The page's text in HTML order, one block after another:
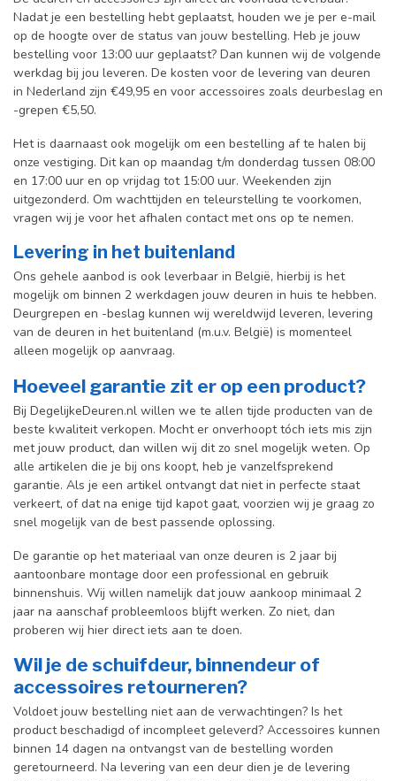
Nadat je een bestelling hebt geplaatst, houden we je per e-mail
op de hoogte over de status van jouw bestelling. Heb je jouw
bestelling voor 13:00 uur geplaatst? Dan kunnen wij de volgende
werkdag bij jou leveren. De kosten voor de levering van deuren
in Nederland zijn €49,95 en voor accessoires zoals deurbeslag en
-grepen €5,50.
Het is daarnaast ook mogelijk om een bestelling af te halen bij
onze vestiging. Dit kan op maandag t/m donderdag tussen 08:00
en 17:00 uur en op vrijdag tot 15:00 uur. Weekenden zijn
uitgezonderd. Om wachttijden en teleurstelling te voorkomen,
vragen wij je voor het afhalen contact met ons op te nemen.
Levering in het buitenland
Ons gehele aanbod is ook leverbaar in België, hierbij is het
mogelijk om binnen 2 werkdagen jouw deuren in huis te hebben.
Deurgrepen en -beslag kunnen wij wereldwijd leveren, levering
van de deuren in het buitenland (m.u.v. België) is momenteel
alleen mogelijk op aanvraag.
Hoeveel garantie zit er op een product?
Bij DegelijkeDeuren.nl willen we te allen tijde producten van de
beste kwaliteit verkopen. Mocht er onverhoopt tóch iets mis zijn
met jouw product, dan willen wij dit zo snel mogelijk weten. Op
alle artikelen die je bij ons koopt, heb je vanzelfsprekend
garantie. Als je een artikel ontvangt dat niet in perfecte staat
verkeert, of dat na enige tijd kapot gaat, voorzien wij je graag zo
snel mogelijk van de best passende oplossing.
De garantie op het materiaal van onze deuren is 2 jaar bij
aantoonbare montage door een professional en gebruik
binnenshuis. Wij willen namelijk dat jouw aankoop minimaal 2
jaar na aanschaf probleemloos blijft werken. Zo niet, dan
proberen wij hier direct iets aan te doen.
Wil je de schuifdeur, binnendeur of
accessoires retourneren?
Voldoet jouw bestelling niet aan de verwachtingen? Is het
product beschadigd of incompleet geleverd? Accessoires kunnen
binnen 14 dagen na ontvangst van de bestelling worden
geretourneerd. Na levering van een deur dien je de levering